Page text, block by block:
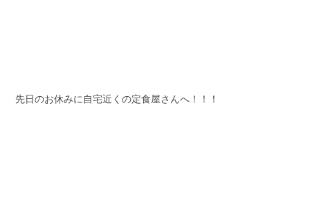
先日のお休みに自宅近くの定食屋さんへ！！！